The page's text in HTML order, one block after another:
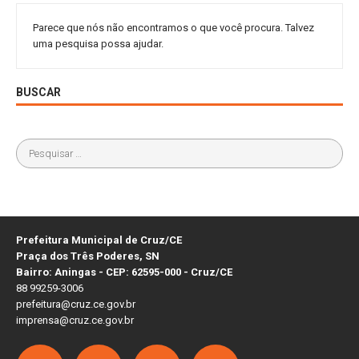
Parece que nós não encontramos o que você procura. Talvez
uma pesquisa possa ajudar.
BUSCAR
Prefeitura Municipal de Cruz/CE
Praça dos Três Poderes, SN
Bairro: Aningas - CEP: 62595-000 - Cruz/CE
88 99259-3006
prefeitura@cruz.ce.gov.br
imprensa@cruz.ce.gov.br